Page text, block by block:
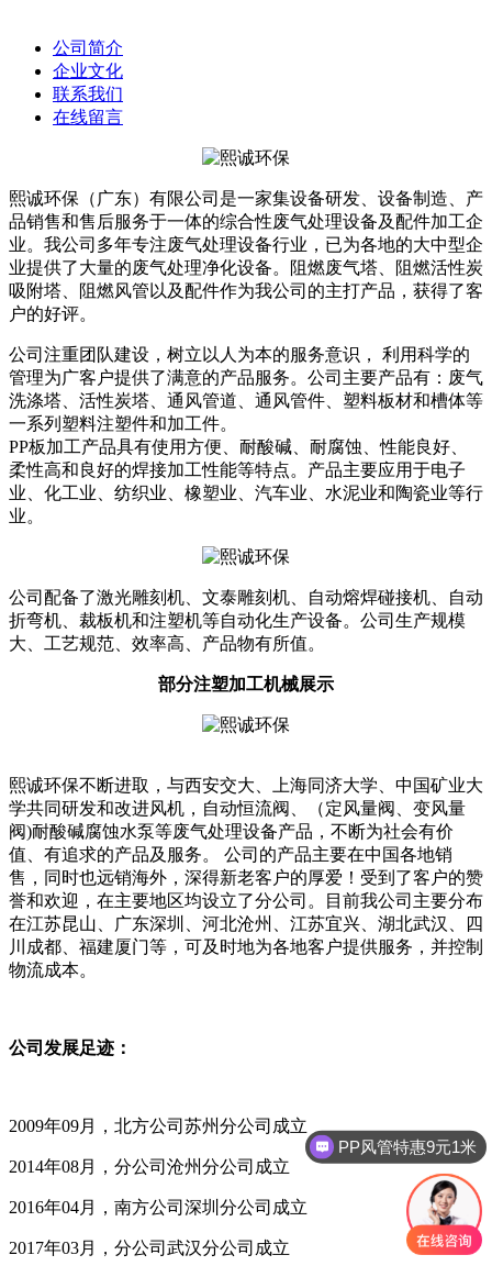
公司简介
企业文化
联系我们
在线留言
熙诚环保（广东）有限公司是一家集设备研发、设备制造、产
品销售和售后服务于一体的综合性废气处理设备及配件加工企
业。我公司多年专注废气处理设备行业，已为各地的大中型企
业提供了大量的废气处理净化设备。阻燃废气塔、阻燃活性炭
吸附塔、阻燃风管以及配件作为我公司的主打产品，获得了客
户的好评。
公司注重团队建设，树立以人为本的服务意识， 利用科学的
管理为广客户提供了满意的产品服务。公司主要产品有：废气
洗涤塔、活性炭塔、通风管道、通风管件、塑料板材和槽体等
一系列塑料注塑件和加工件。
PP板加工产品具有使用方便、耐酸碱、耐腐蚀、性能良好、
柔性高和良好的焊接加工性能等特点。产品主要应用于电子
业、化工业、纺织业、橡塑业、汽车业、水泥业和陶瓷业等行
业。
公司配备了激光雕刻机、文泰雕刻机、自动熔焊碰接机、自动
折弯机、裁板机和注塑机等自动化生产设备。公司生产规模
大、工艺规范、效率高、产品物有所值。
部分注塑加工机械展示
熙诚环保不断进取，与西安交大、上海同济大学、中国矿业大
学共同研发和改进风机，自动恒流阀、（定风量阀、变风量
阀)耐酸碱腐蚀水泵等废气处理设备产品，不断为社会有价
值、有追求的产品及服务。 公司的产品主要在中国各地销
售，同时也远销海外，深得新老客户的厚爱！受到了客户的赞
誉和欢迎，在主要地区均设立了分公司。目前我公司主要分布
在江苏昆山、广东深圳、河北沧州、江苏宜兴、湖北武汉、四
川成都、福建厦门等，可及时地为各地客户提供服务，并控制
物流成本。
公司发展足迹：
2009年09月，北方公司苏州分公司成立
2014年08月，分公司沧州分公司成立
2016年04月，南方公司深圳分公司成立
2017年03月，分公司武汉分公司成立
PP风管特惠9元1米